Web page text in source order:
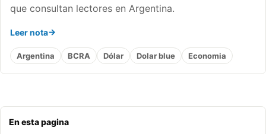
En esta pagina
que consultan lectores en Argentina.
Leer nota
Argentina BCRA Dólar Dolar blue Economia